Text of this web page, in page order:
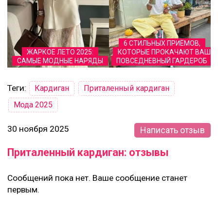
ЖАРКОЕ ЛЕТО 2025:
САМЫЕ МОДНЫЕ НАРЯДЫ
6 СТИЛЬНЫХ ПРИЁМОВ,
КОТОРЫЕ ПРОКАЧАЮТ ВАШ
ПОВСЕДНЕВНЫЙ ГАРДЕРОБ
Теги: Кардиган
Приталенный кардиган
Мода 2025
30 ноября 2025 Написать отзыв
Приталенный кардиган: отзывы
Сообщений пока нет. Ваше сообщение станет
первым.